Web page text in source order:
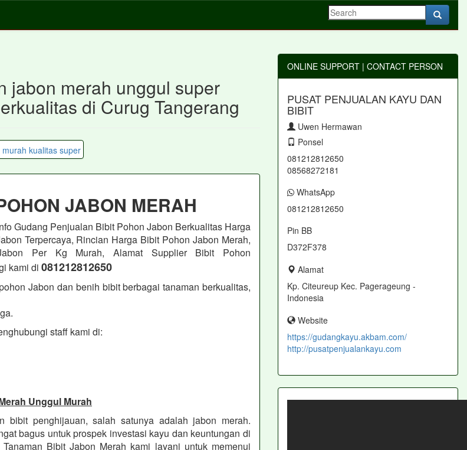
jabon merah unggul super
di Curug Tangerang
JABON MERAH
Gudang Penjualan Bibit Pohon Jabon Berkualitas Harga
Terpercaya, Rincian Harga Bibit Pohon Jabon Merah,
Per Kg Murah, Alamat Supplier Bibit Pohon
kami di 081212812650
Jabon dan benih bibit berbagai tanaman berkualitas,
staff kami di:
Unggul Murah
bibit penghijauan, salah satunya adalah jabon merah.
bagus untuk prospek investasi kayu dan keuntungan di
Bibit Jabon Merah kami layani untuk memenui
ONLINE SUPPORT | CONTACT PERSON
PUSAT PENJUALAN KAYU DAN
BIBIT
Uwen Hermawan
Ponsel
081212812650
08568272181
WhatsApp
081212812650
Pin BB
D372F378
Alamat
Kp. Citeureup Kec. Pagerageung -
Indonesia
Website
https://gudangkayu.akbam.com/
http://pusatpenjualankayu.com